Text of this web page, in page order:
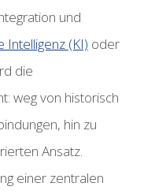
und
Intelligenz (KI) oder
die
weg von historisch
hin zu
Ansatz.
einer zentralen